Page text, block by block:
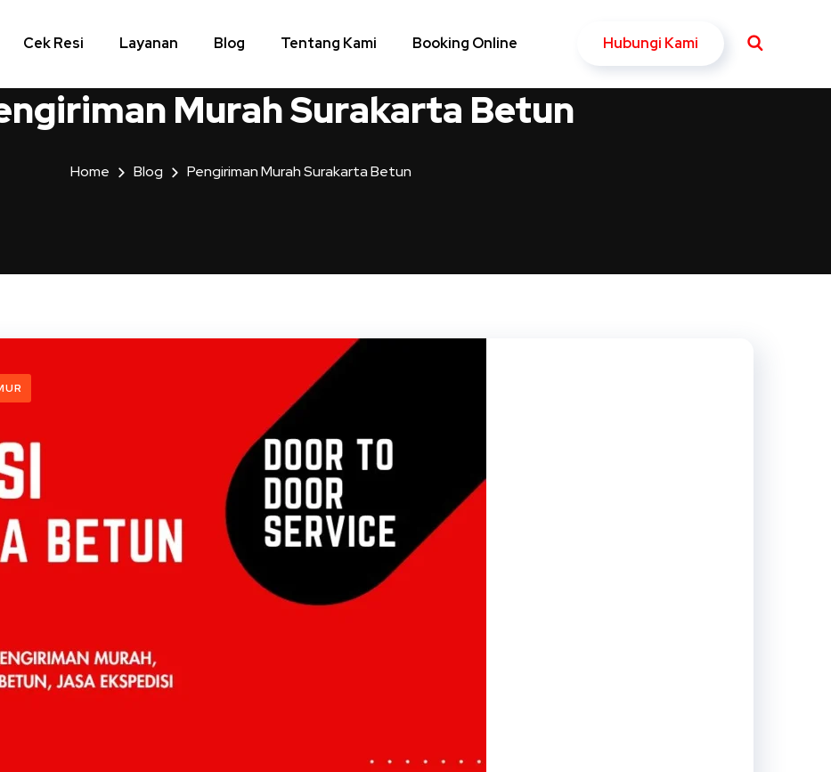
Cek Resi Layanan Blog Tentang Kami Booking Online Hubungi Kami
Murah Surakarta Betun
Home Blog Pengiriman Murah Surakarta Betun